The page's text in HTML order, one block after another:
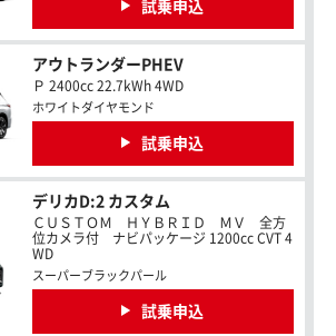
試乗申込
アウトランダーPHEV
Ｐ 2400cc 22.7kWh 4WD
ホワイトダイヤモンド
試乗申込
デリカD:2 カスタム
ＣＵＳＴＯＭ ＨＹＢＲＩＤ ＭＶ 全方
位カメラ付 ナビパッケージ 1200cc CVT 4
WD
スーパーブラックパール
試乗申込